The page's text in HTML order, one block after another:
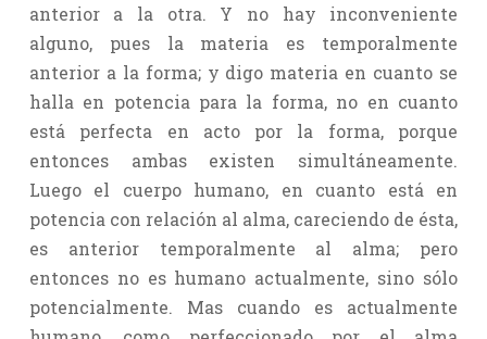
anterior a la otra. Y no hay inconveniente
alguno, pues la materia es temporalmente
anterior a la forma; y digo materia en cuanto se
halla en potencia para la forma, no en cuanto
está perfecta en acto por la forma, porque
entonces ambas existen simultáneamente.
Luego el cuerpo humano, en cuanto está en
potencia con relación al alma, careciendo de ésta,
es anterior temporalmente al alma; pero
entonces no es humano actualmente, sino sólo
potencialmente. Mas cuando es actualmente